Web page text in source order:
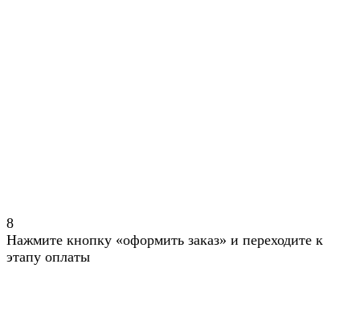
8
Нажмите кнопку «оформить заказ» и переходите к
этапу оплаты